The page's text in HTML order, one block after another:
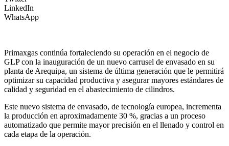
LinkedIn
WhatsApp
Primaxgas continúa fortaleciendo su operación en el negocio de
GLP con la inauguración de un nuevo carrusel de envasado en su
planta de Arequipa, un sistema de última generación que le permitirá
optimizar su capacidad productiva y asegurar mayores estándares de
calidad y seguridad en el abastecimiento de cilindros.
Este nuevo sistema de envasado, de tecnología europea, incrementa
la producción en aproximadamente 30 %, gracias a un proceso
automatizado que permite mayor precisión en el llenado y control en
cada etapa de la operación.